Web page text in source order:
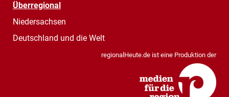
Überregional
Niedersachsen
Deutschland und die Welt
regionalHeute.de ist eine Produktion der